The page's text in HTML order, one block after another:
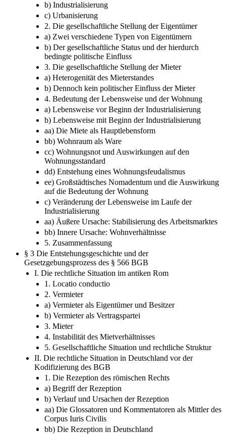
b) Industrialisierung
c) Urbanisierung
2. Die gesellschaftliche Stellung der Eigentümer
a) Zwei verschiedene Typen von Eigentümern
b) Der gesellschaftliche Status und der hierdurch
bedingte politische Einfluss
3. Die gesellschaftliche Stellung der Mieter
a) Heterogenität des Mieterstandes
b) Dennoch kein politischer Einfluss der Mieter
4. Bedeutung der Lebensweise und der Wohnung
a) Lebensweise vor Beginn der Industrialisierung
b) Lebensweise mit Beginn der Industrialisierung
aa) Die Miete als Hauptlebensform
bb) Wohnraum als Ware
cc) Wohnungsnot und Auswirkungen auf den
Wohnungsstandard
dd) Entstehung eines Wohnungsfeudalismus
ee) Großstädtisches Nomadentum und die Auswirkung
auf die Bedeutung der Wohnung
c) Veränderung der Lebensweise im Laufe der
Industrialisierung
aa) Äußere Ursache: Stabilisierung des Arbeitsmarktes
bb) Innere Ursache: Wohnverhältnisse
5. Zusammenfassung
§ 3 Die Entstehungsgeschichte und der
Gesetzgebungsprozess des § 566 BGB
I. Die rechtliche Situation im antiken Rom
1. Locatio conductio
2. Vermieter
a) Vermieter als Eigentümer und Besitzer
b) Vermieter als Vertragspartei
3. Mieter
4. Instabilität des Mietverhältnisses
5. Gesellschaftliche Situation und rechtliche Struktur
II. Die rechtliche Situation in Deutschland vor der
Kodifizierung des BGB
1. Die Rezeption des römischen Rechts
a) Begriff der Rezeption
b) Verlauf und Ursachen der Rezeption
aa) Die Glossatoren und Kommentatoren als Mittler des
Corpus Iuris Civilis
bb) Die Rezeption in Deutschland